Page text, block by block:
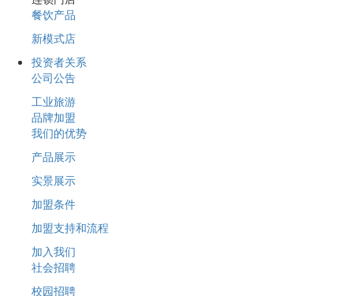
餐饮产品
新模式店
投资者关系
公司公告
工业旅游
品牌加盟
我们的优势
产品展示
实景展示
加盟条件
加盟支持和流程
加入我们
社会招聘
校园招聘